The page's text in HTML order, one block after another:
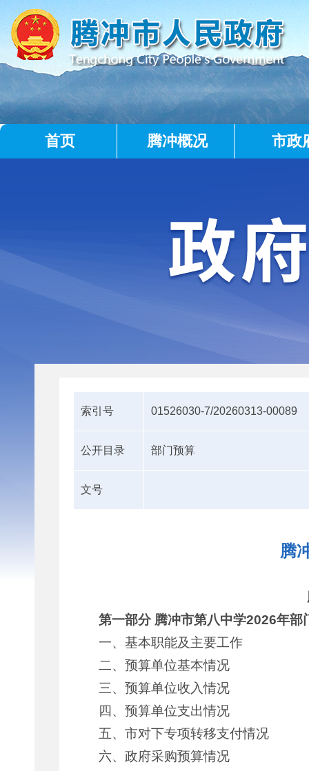
首页 腾冲概况 市政
索引号 01526030-7/20260313-00089
公开目录 部门预算
文号
腾
第一部分 腾冲市第八中学2026年部
一、基本职能及主要工作
二、预算单位基本情况
三、预算单位收入情况
四、预算单位支出情况
五、市对下专项转移支付情况
六、政府采购预算情况